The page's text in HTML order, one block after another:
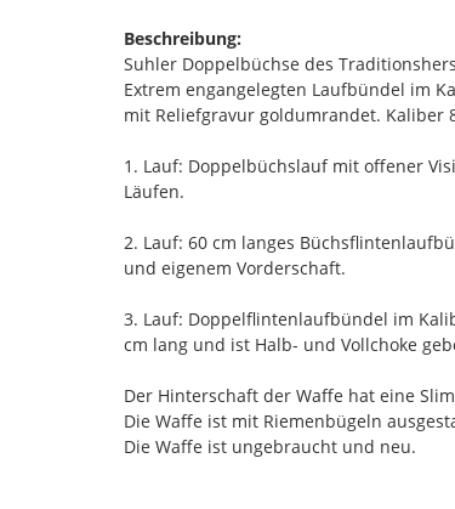
Beschreibung:
Suhler Doppelbüchse des
Extrem engangelegten Laufbündel im
mit Reliefgravur goldumrandet. Kaliber
1. Lauf: Doppelbüchslauf mit offener
Läufen.
2. Lauf: 60 cm langes
und eigenem Vorderschaft.
3. Lauf: Doppelflintenlaufbündel im
cm lang und ist Halb- und Vollchoke
Der Hinterschaft der Waffe hat eine
Die Waffe ist mit Riemenbügeln
Die Waffe ist ungebraucht und neu.